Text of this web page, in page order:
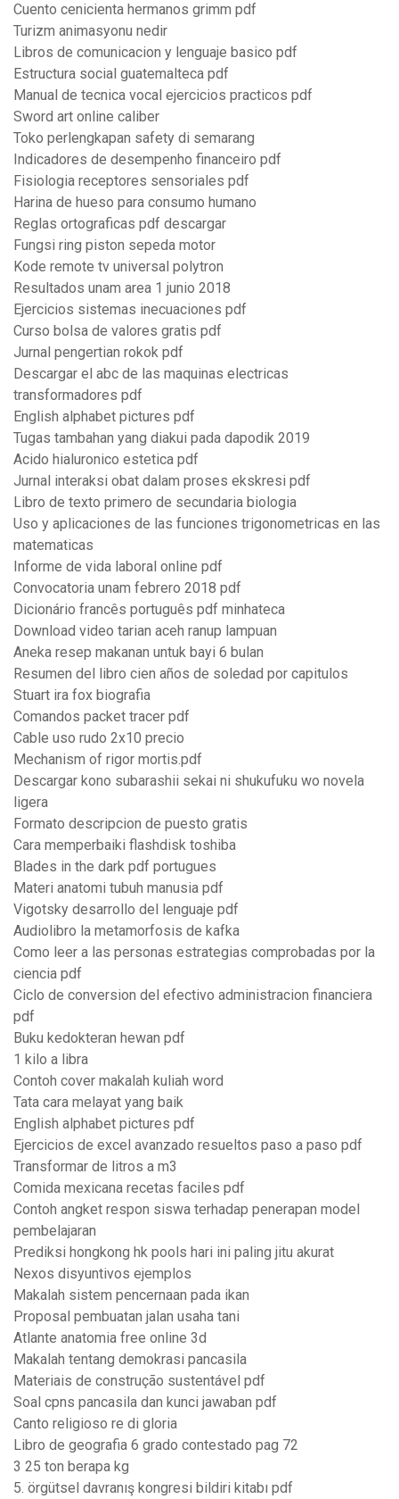
Cuento cenicienta hermanos grimm pdf
Turizm animasyonu nedir
Libros de comunicacion y lenguaje basico pdf
Estructura social guatemalteca pdf
Manual de tecnica vocal ejercicios practicos pdf
Sword art online caliber
Toko perlengkapan safety di semarang
Indicadores de desempenho financeiro pdf
Fisiologia receptores sensoriales pdf
Harina de hueso para consumo humano
Reglas ortograficas pdf descargar
Fungsi ring piston sepeda motor
Kode remote tv universal polytron
Resultados unam area 1 junio 2018
Ejercicios sistemas inecuaciones pdf
Curso bolsa de valores gratis pdf
Jurnal pengertian rokok pdf
Descargar el abc de las maquinas electricas
transformadores pdf
English alphabet pictures pdf
Tugas tambahan yang diakui pada dapodik 2019
Acido hialuronico estetica pdf
Jurnal interaksi obat dalam proses ekskresi pdf
Libro de texto primero de secundaria biologia
Uso y aplicaciones de las funciones trigonometricas en las
matematicas
Informe de vida laboral online pdf
Convocatoria unam febrero 2018 pdf
Dicionário francês português pdf minhateca
Download video tarian aceh ranup lampuan
Aneka resep makanan untuk bayi 6 bulan
Resumen del libro cien años de soledad por capitulos
Stuart ira fox biografia
Comandos packet tracer pdf
Cable uso rudo 2x10 precio
Mechanism of rigor mortis.pdf
Descargar kono subarashii sekai ni shukufuku wo novela
ligera
Formato descripcion de puesto gratis
Cara memperbaiki flashdisk toshiba
Blades in the dark pdf portugues
Materi anatomi tubuh manusia pdf
Vigotsky desarrollo del lenguaje pdf
Audiolibro la metamorfosis de kafka
Como leer a las personas estrategias comprobadas por la
ciencia pdf
Ciclo de conversion del efectivo administracion financiera
pdf
Buku kedokteran hewan pdf
1 kilo a libra
Contoh cover makalah kuliah word
Tata cara melayat yang baik
English alphabet pictures pdf
Ejercicios de excel avanzado resueltos paso a paso pdf
Transformar de litros a m3
Comida mexicana recetas faciles pdf
Contoh angket respon siswa terhadap penerapan model
pembelajaran
Prediksi hongkong hk pools hari ini paling jitu akurat
Nexos disyuntivos ejemplos
Makalah sistem pencernaan pada ikan
Proposal pembuatan jalan usaha tani
Atlante anatomia free online 3d
Makalah tentang demokrasi pancasila
Materiais de construção sustentável pdf
Soal cpns pancasila dan kunci jawaban pdf
Canto religioso re di gloria
Libro de geografia 6 grado contestado pag 72
3 25 ton berapa kg
5. örgütsel davranış kongresi bildiri kitabı pdf